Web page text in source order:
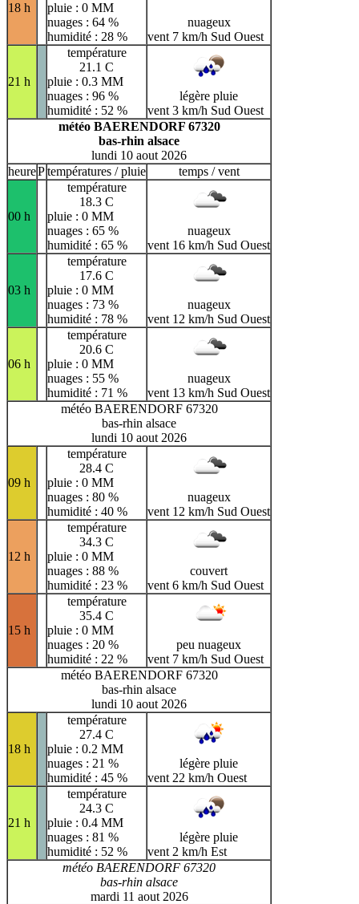
18 h
pluie : 0 MM
nuages : 64 %
humidité : 28 %
nuageux
vent 7 km/h Sud Ouest
21 h
température
21.1 C
pluie : 0.3 MM
nuages : 96 %
humidité : 52 %
légère pluie
vent 3 km/h Sud Ouest
météo BAERENDORF 67320
bas-rhin alsace
lundi 10 aout 2026
heurePtempératures / pluie temps / vent
00 h
température
18.3 C
pluie : 0 MM
nuages : 65 %
humidité : 65 %
nuageux
vent 16 km/h Sud Ouest
03 h
température
17.6 C
pluie : 0 MM
nuages : 73 %
humidité : 78 %
nuageux
vent 12 km/h Sud Ouest
06 h
température
20.6 C
pluie : 0 MM
nuages : 55 %
humidité : 71 %
nuageux
vent 13 km/h Sud Ouest
météo BAERENDORF 67320
bas-rhin alsace
lundi 10 aout 2026
09 h
température
28.4 C
pluie : 0 MM
nuages : 80 %
humidité : 40 %
nuageux
vent 12 km/h Sud Ouest
12 h
température
34.3 C
pluie : 0 MM
nuages : 88 %
humidité : 23 %
couvert
vent 6 km/h Sud Ouest
15 h
température
35.4 C
pluie : 0 MM
nuages : 20 %
humidité : 22 %
peu nuageux
vent 7 km/h Sud Ouest
météo BAERENDORF 67320
bas-rhin alsace
lundi 10 aout 2026
18 h
température
27.4 C
pluie : 0.2 MM
nuages : 21 %
humidité : 45 %
légère pluie
vent 22 km/h Ouest
21 h
température
24.3 C
pluie : 0.4 MM
nuages : 81 %
humidité : 52 %
légère pluie
vent 2 km/h Est
météo BAERENDORF 67320
bas-rhin alsace
mardi 11 aout 2026